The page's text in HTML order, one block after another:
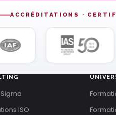
ACCRÉDITATIONS ·
ISO